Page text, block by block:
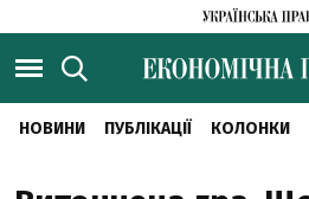
НОВИНИ ПУБЛІКАЦІЇ КОЛОНКИ